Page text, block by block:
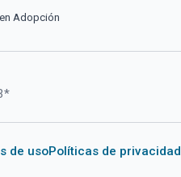
Adopción
de usoPolíticas de privacidad